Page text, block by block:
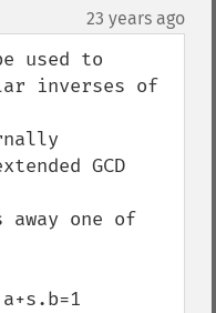
23 years ago
used to
inverses of
GCD
one of